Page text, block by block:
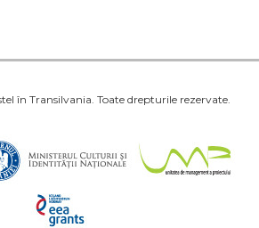
în Transilvania. Toate drepturile rezervate.